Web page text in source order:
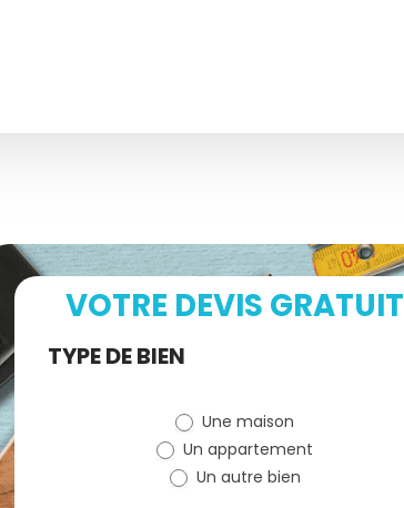
VOTRE DEVIS GRATUIT
Demande
TYPE DE BIEN
Une maison
Un appartement
Un autre bien